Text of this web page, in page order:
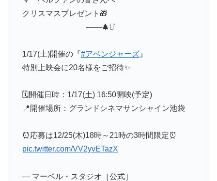
クリスマスプレゼント🎁
——🎄⋆͛
1/17(土)開催の『#アベンジャーズ』
特別上映会に20名様をご招待✨
🗓️開催日時：1/17(土) 16:50開映(予定)
📍開催場所：グランドシネマサンシャイン池袋
⏰応募は12/25(木)18時～21時の3時間限定⏰
pic.twitter.com/VV2yvETazX
— マーベル・スタジオ［公式］